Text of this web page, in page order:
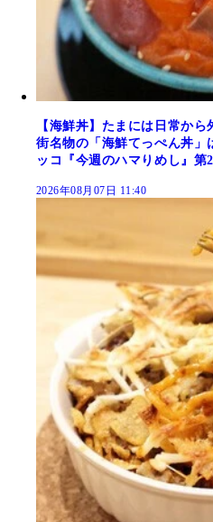
【海鮮丼】たまには日常か
街名物の「海鮮てっぺん丼」
ッコ『今週のハマりめし』第
2026年08月07日 11:40